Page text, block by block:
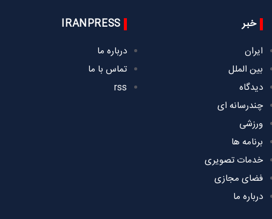
خبر
ایران
بین الملل
دیدگاه
چندرسانه ای
ورزشی
برنامه ها
خدمات تصویری
فضای مجازی
درباره ما
IRANPRESS
درباره ما
تماس با ما
rss